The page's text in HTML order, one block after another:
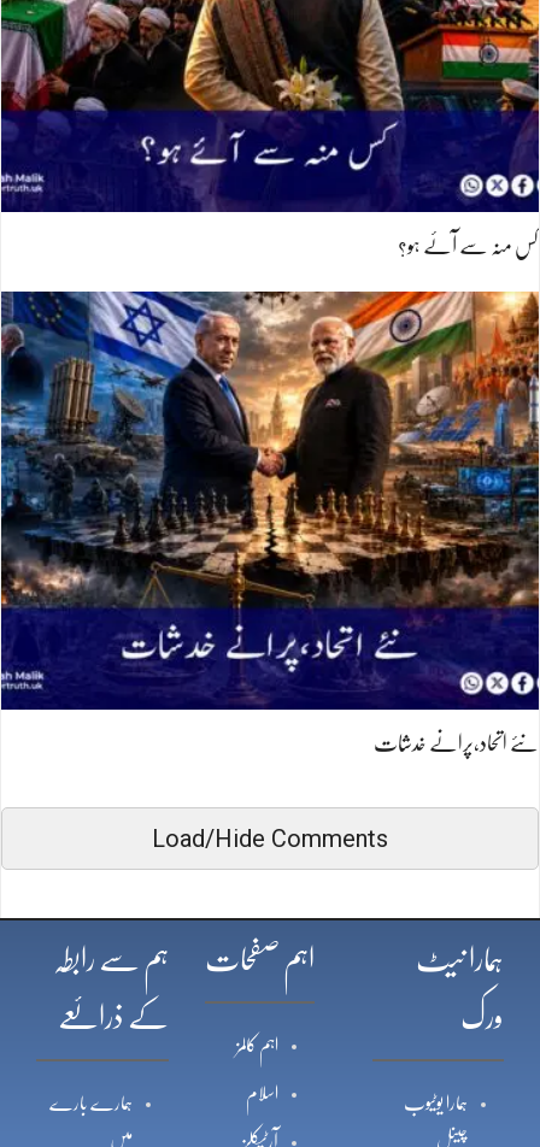
کس منہ سے آئے ہو؟
نئے اتحاد،پرانے خدشات
Load/Hide Comments
ہمارا نیٹ
ورک
ہمارا یوٹیوب
چینل
اہم صفحات
اہم کالمز
اسلام
آرٹیکلز
ہم سے رابطہ
کے ذرائعے
ہمارے بارے
میں